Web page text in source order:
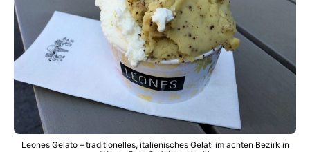
Leones Gelato – traditionelles, italienisches Gelati im achten Bezirk in